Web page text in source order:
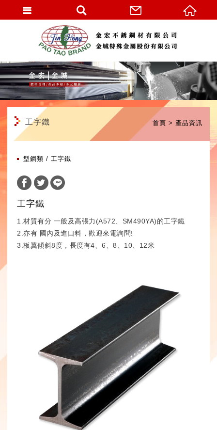
首頁 產品資訊
工字鐵
型鋼類 工字鐵
工字鐵
1.材質有分 一般及高張力(A572、SM490YA)的工字鐵
2.亦有 國內及進口料，歡迎來電詢問!
3.板翼傾斜8度，長度有4、6、8、10、12米